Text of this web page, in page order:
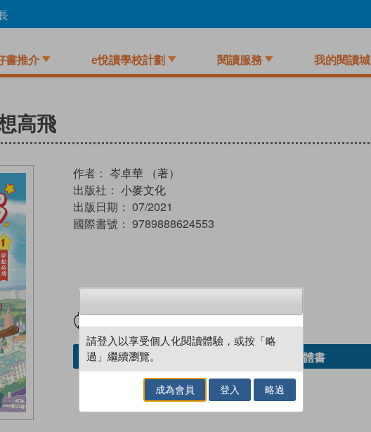
書推介 e悅讀學校計劃 閱讀服務 我的閱讀城
高飛
作者： 岑卓華 （著）
出版社： 小麥文化
出版日期： 07/2021
國際書號： 9789888624553
加入／閱讀電子書 借閱實體書
請登入以享受個人化閱讀體驗，或按「略
過」繼續瀏覽。
成為會員 登入 略過